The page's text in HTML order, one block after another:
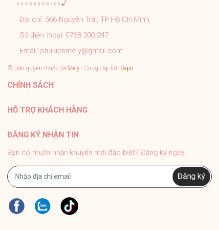
Địa chỉ: 566 Nguyễn Trãi, TP Hồ Chí Minh,
Số điện thoại: 0768.300.247
Email: phukienmely@gmail.com
© Bản quyền thuộc về Mely | Cung cấp bởi Sapo
CHÍNH SÁCH
HỖ TRỢ KHÁCH HÀNG
ĐĂNG KÝ NHẬN TIN
Bạn có muốn nhận khuyến mãi đặc biệt? Đăng ký ngay.
Đăng ký